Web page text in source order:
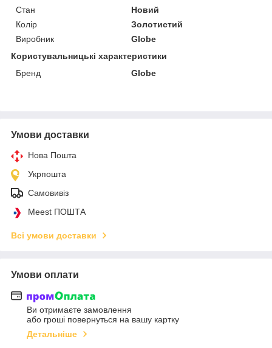
Стан
Новий
Колір
Золотистий
Виробник
Globe
Користувальницькі характеристики
Бренд
Globe
Умови доставки
Нова Пошта
Укрпошта
Самовивіз
Meest ПОШТА
Всі умови доставки
Умови оплати
Ви отримаєте замовлення
або гроші повернуться на вашу картку
Детальніше